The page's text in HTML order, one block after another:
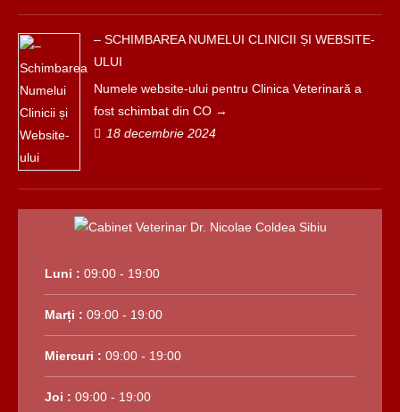
– SCHIMBAREA NUMELUI CLINICII ȘI WEBSITE-
ULUI
Numele website-ului pentru Clinica Veterinară a
fost schimbat din CO
18 decembrie 2024
Luni : 09:00 - 19:00
Marți : 09:00 - 19:00
Miercuri : 09:00 - 19:00
Joi : 09:00 - 19:00